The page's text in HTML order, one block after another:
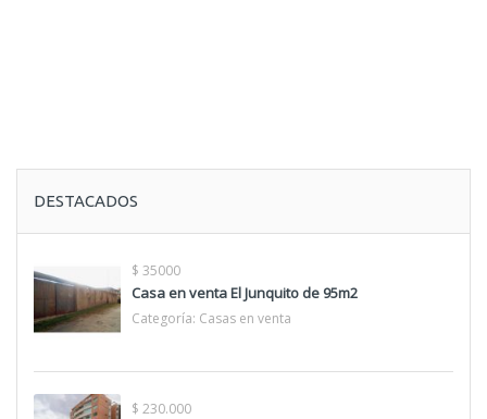
DESTACADOS
$ 35000
Casa en venta El Junquito de 95m2
Categoría: Casas en venta
$ 230.000